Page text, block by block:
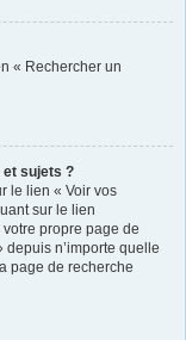
« Rechercher un
sujets ?
le lien « Voir vos
sur le lien
propre page de
n’importe quelle
page de recherche